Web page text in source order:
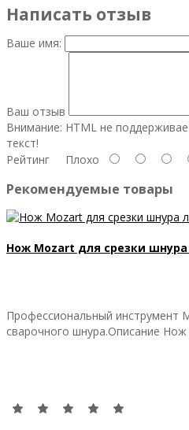
Написать отзыв
Ваше имя:
Ваш отзыв
Внимание: HTML не
текст!
Рейтинг Плохо
Рекомендуемые товары
Нож Mozart для срезки
Профессиональный инструмент
сварочного шнура.Описание Нож